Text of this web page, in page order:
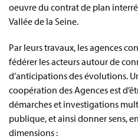
oeuvre du contrat de plan
Vallée de la Seine.
Par leurs travaux, les agences
fédérer les acteurs autour de
d’anticipations des évolutions.
coopération des Agences est
démarches et investigations
publique, et ainsi donner sens,
dimensions :